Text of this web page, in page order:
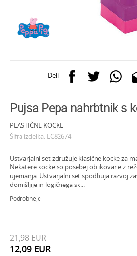
Deli
Pujsa Pepa nahrbtnik s
PLASTIČNE KOCKE
Šifra izdelka: LC82674
Ustvarjalni set združuje klasične kocke za
Nekatere kocke so posebej oblikovane z
ujemanja. Ustvarjalni set spodbuja razvoj
domišljije in logičnega sk...
Podrobneje
21,98EUR
12,09 EUR